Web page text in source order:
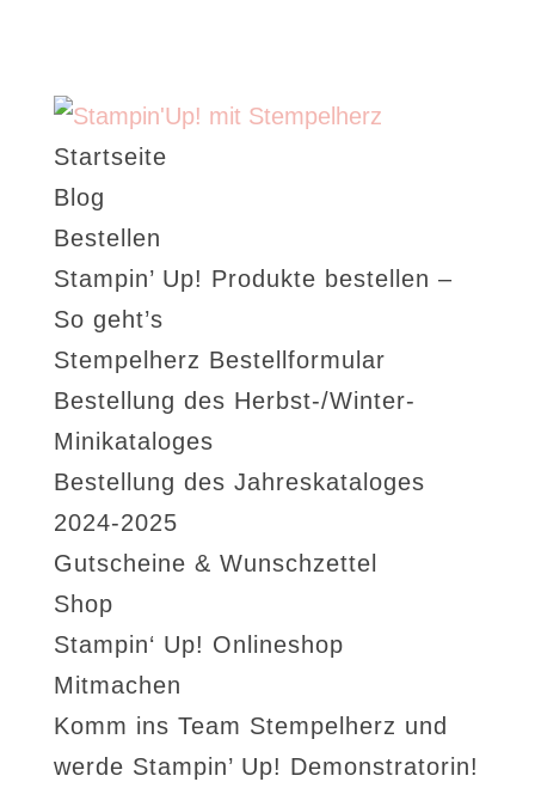
Startseite
Blog
Bestellen
Stampin’ Up! Produkte bestellen –
So geht’s
Stempelherz Bestellformular
Bestellung des Herbst-/Winter-
Minikataloges
Bestellung des Jahreskataloges
2024-2025
Gutscheine & Wunschzettel
Shop
Stampin‘ Up! Onlineshop
Mitmachen
Komm ins Team Stempelherz und
werde Stampin’ Up! Demonstratorin!